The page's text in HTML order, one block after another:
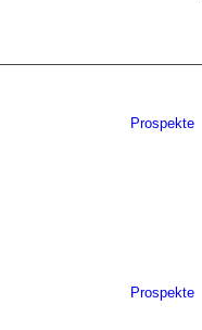
Prospekte
Prospekte